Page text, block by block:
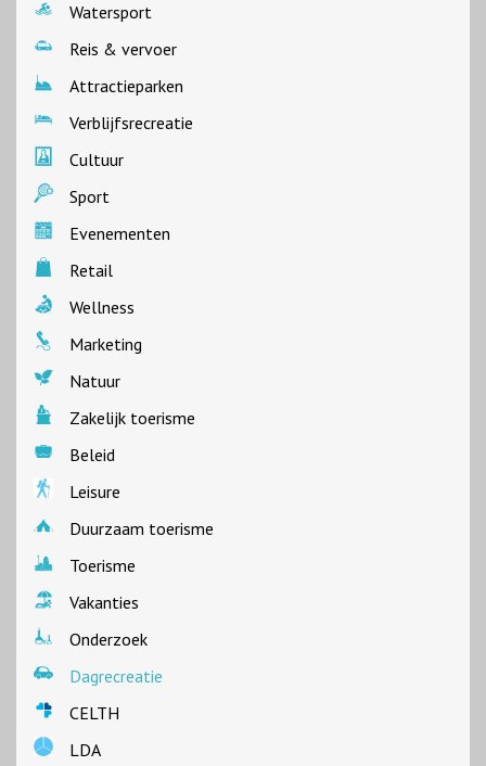
Watersport
Reis & vervoer
Attractieparken
Verblijfsrecreatie
Cultuur
Sport
Evenementen
Retail
Wellness
Marketing
Natuur
Zakelijk toerisme
Beleid
Leisure
Duurzaam toerisme
Toerisme
Vakanties
Onderzoek
Dagrecreatie
CELTH
LDA